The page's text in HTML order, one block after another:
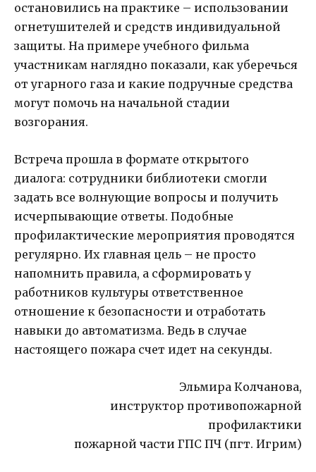
остановились на практике – использовании
огнетушителей и средств индивидуальной
защиты. На примере учебного фильма
участникам наглядно показали, как уберечься
от угарного газа и какие подручные средства
могут помочь на начальной стадии
возгорания.
Встреча прошла в формате открытого
диалога: сотрудники библиотеки смогли
задать все волнующие вопросы и получить
исчерпывающие ответы. Подобные
профилактические мероприятия проводятся
регулярно. Их главная цель – не просто
напомнить правила, а сформировать у
работников культуры ответственное
отношение к безопасности и отработать
навыки до автоматизма. Ведь в случае
настоящего пожара счет идет на секунды.
Эльмира Колчанова,
инструктор противопожарной
профилактики
пожарной части ГПС ПЧ (пгт. Игрим)